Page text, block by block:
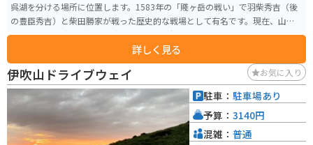
呉湖を分ける場所に位置します。1583年の「賤ヶ岳の戦い」で羽柴秀吉（後
の豊臣秀吉）と柴田勝家が戦った歴史的な戦場として有名です。現在、山頂
付近には戦跡碑や戦没者の碑があり、歴史好きの人々に人気のスポットで
からは琵琶湖や余呉湖、周囲の山々を一望できます。特に春の桜や秋の紅葉
のシーズンには、バイクで訪れる観光客にとっても絶景が楽しめる場所で
す。観光と自然の美しさ、歴史を堪能できるスポットとしておすすめです。リ
フトは片道500円で往復で900円で利用可能です。歩いて山頂することも可能
です。平日はとても空いているので、ゆっくりリフレッシュすることができ
ます。
詳しく見る
伊吹山ドライブウェイ お気に入り
駐車： 駐車場あり
予算： 3140円
混雑： 普通